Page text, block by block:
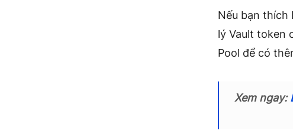
Nếu bạn thích
lý Vault token
Pool để có
Xem ngay: